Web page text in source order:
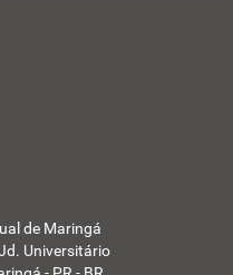
de Maringá
Universitário